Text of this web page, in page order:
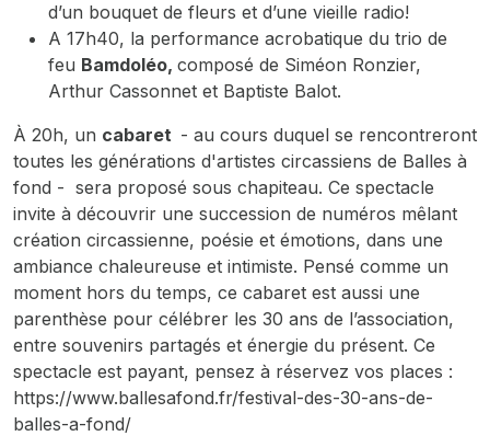
d’un bouquet de fleurs et d’une vieille radio!
A 17h40, la performance acrobatique du trio de
feu Bamdoléo, composé de Siméon Ronzier,
Arthur Cassonnet et Baptiste Balot.
À 20h, un cabaret - au cours duquel se rencontreront
toutes les générations d'artistes circassiens de Balles à
fond - sera proposé sous chapiteau. Ce spectacle
invite à découvrir une succession de numéros mêlant
création circassienne, poésie et émotions, dans une
ambiance chaleureuse et intimiste. Pensé comme un
moment hors du temps, ce cabaret est aussi une
parenthèse pour célébrer les 30 ans de l’association,
entre souvenirs partagés et énergie du présent. Ce
spectacle est payant, pensez à réservez vos places :
https://www.ballesafond.fr/festival-des-30-ans-de-
balles-a-fond/